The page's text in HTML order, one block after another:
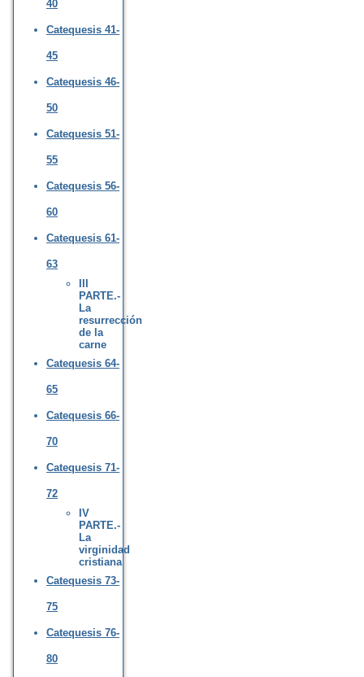
40
Catequesis 41-
45
Catequesis 46-
50
Catequesis 51-
55
Catequesis 56-
60
Catequesis 61-
63
PARTE.-
La
resurrección
de la
carne
Catequesis 64-
65
Catequesis 66-
70
Catequesis 71-
72
IV
PARTE.-
La
virginidad
cristiana
Catequesis 73-
75
Catequesis 76-
80